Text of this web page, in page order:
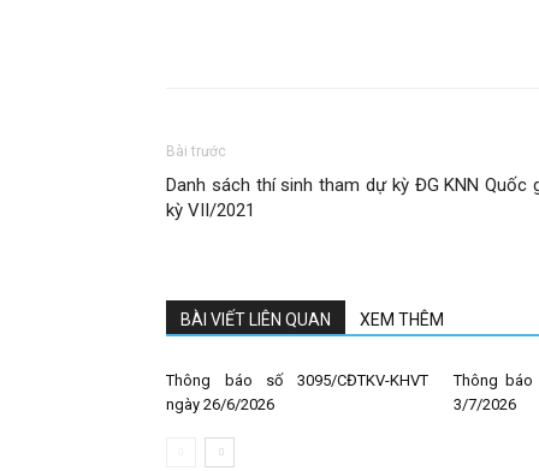
Bài trước
Danh sách thí sinh tham dự kỳ ĐG KNN Quốc
kỳ VII/2021
BÀI VIẾT LIÊN QUAN XEM THÊM
Thông báo số 3095/CĐTKV-KHVT
ngày 26/6/2026
Thông báo
3/7/2026